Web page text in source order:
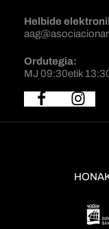
Helbide
Ordutegia:
MJ 09:30etik